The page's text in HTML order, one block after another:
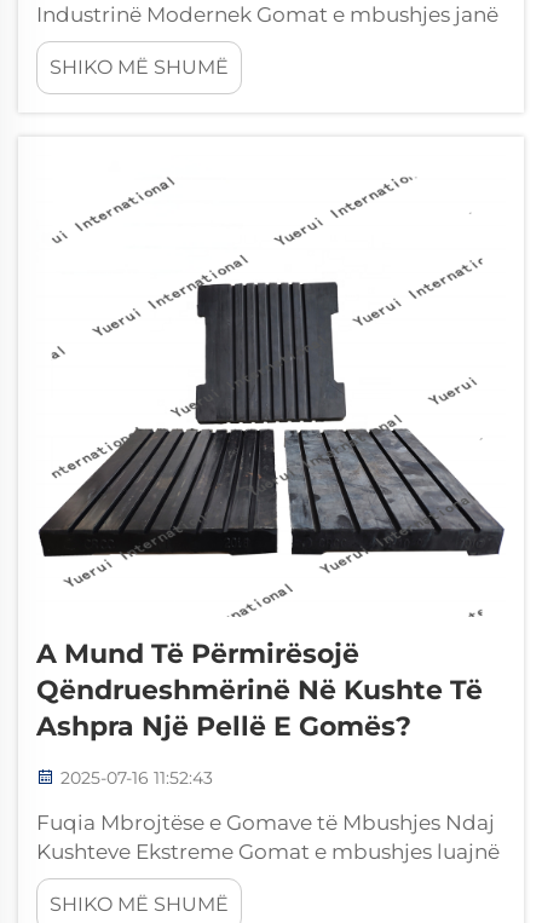
Industrinë Modernek Gomat e mbushjes janë
bërë përbërës themelorë në të gjitha
ambientet industriale dhe të ndërtimit, duke
ofruar zgjidhje që kombinojnë
SHIKO MË SHUMË
A Mund Të Përmirësojë
Qëndrueshmërinë Në Kushte Të
Ashpra Një Pellë E Gomës?
2025-07-16 11:52:43
Fuqia Mbrojtëse e Gomave të Mbushjes Ndaj
Kushteve Ekstreme Gomat e mbushjes luajnë
rolin e heroit të panjohur në një sërë
aplikimesh industriale dhe komerciale ku
SHIKO MË SHUMË